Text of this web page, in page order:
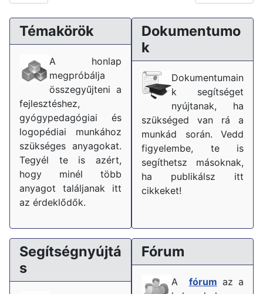
Témakörök
A honlap
megpróbálja
összegyűjteni a
fejlesztéshez,
gyógypedagógiai és
logopédiai munkához
szükséges anyagokat.
Tegyél te is azért,
hogy minél több
anyagot találjanak itt
az érdeklődők.
Dokumentumo
k
Dokumentumain
k segítséget
nyújtanak, ha
szükséged van rá a
munkád során. Vedd
figyelembe, te is
segíthetsz másoknak,
ha publikálsz itt
cikkeket!
Segítségnyújtá
s
Fórum
A fórum az a